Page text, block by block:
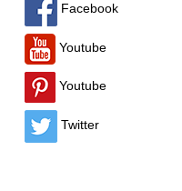
Facebook
Youtube
Youtube
Twitter